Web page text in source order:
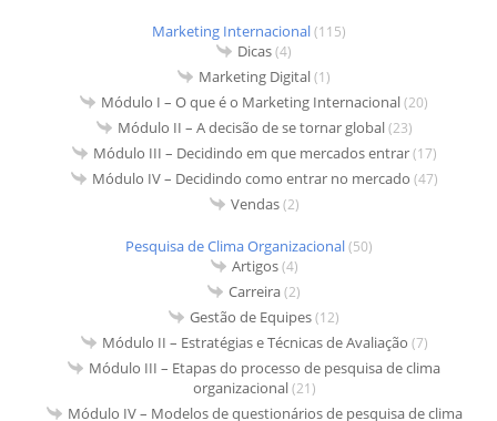
Marketing Internacional(115)
Dicas(4)
Marketing Digital(1)
Módulo I – O que é o Marketing Internacional(20)
Módulo II – A decisão de se tornar global(23)
Módulo III – Decidindo em que mercados entrar(17)
Módulo IV – Decidindo como entrar no mercado (47)
Vendas(2)
Pesquisa de Clima Organizacional(50)
Artigos(4)
Carreira(2)
Gestão de Equipes(12)
Módulo II – Estratégias e Técnicas de Avaliação (7)
Módulo III – Etapas do processo de pesquisa de clima
organizacional(21)
Módulo IV – Modelos de questionários de pesquisa de clima